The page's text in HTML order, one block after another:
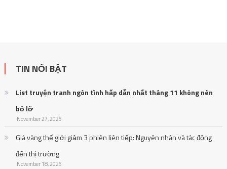
TIN NỔI BẬT
List truyện tranh ngôn tình hấp dẫn nhất tháng 11 không nên
bỏ lỡ
November 27, 2025
Giá vàng thế giới giảm 3 phiên liên tiếp: Nguyên nhân và tác động
đến thị trường
November 18, 2025